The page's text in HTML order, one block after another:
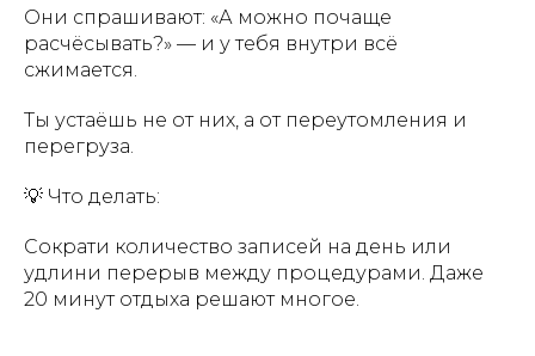
Они спрашивают: «А можно почаще
расчёсывать?» — и у тебя внутри всё
сжимается.
Ты устаёшь не от них, а от переутомления и
перегруза.
💡 Что делать:
Сократи количество записей на день или
удлини перерыв между процедурами. Даже
20 минут отдыха решают многое.